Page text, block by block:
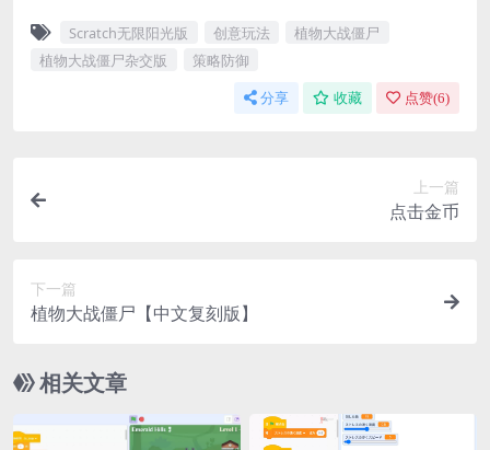
Scratch无限阳光版 创意玩法
植物大战僵尸
植物大战僵尸杂交版
策略防御
分享 收藏 点赞(6)
上一篇
点击金币
下一篇
植物大战僵尸【中文复刻版】
相关文章